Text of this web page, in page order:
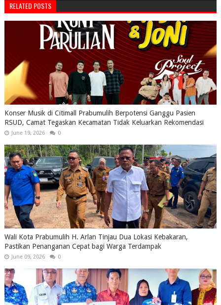
RELATED POSTS
Konser Musik di Citimall Prabumulih Berpotensi Ganggu Pasien
RSUD, Camat Tegaskan Kecamatan Tidak Keluarkan Rekomendasi
June 19, 2026 0
Wali Kota Prabumulih H. Arlan Tinjau Dua Lokasi Kebakaran,
Pastikan Penanganan Cepat bagi Warga Terdampak
June 09, 2026 0